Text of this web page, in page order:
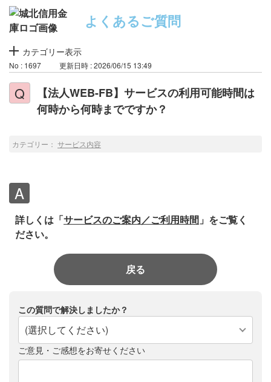
よくあるご質問
カテゴリー表示
No : 1697 更新日時 : 2026/06/15 13:49
【法人WEB-FB】サービスの利用可能時間は
何時から何時までですか？
カテゴリー： サービス内容
詳しくは「サービスのご案内／ご利用時間 」をご覧く
ださい。
戻る
この質問で解決しましたか？
(選択してください)
ご意見・ご感想をお寄せください